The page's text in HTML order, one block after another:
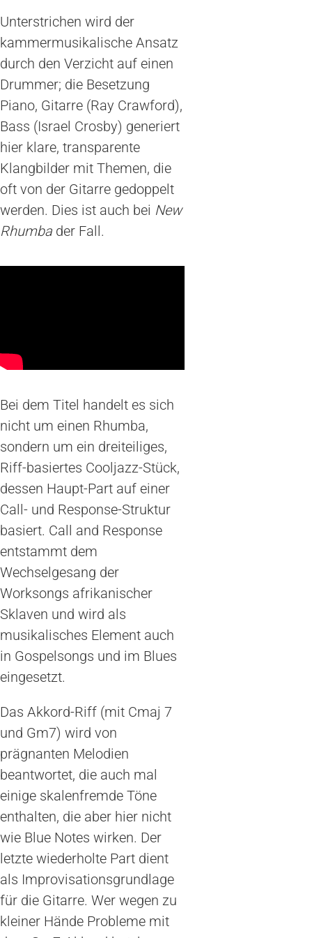
Unterstrichen wird der
kammermusikalische Ansatz
durch den Verzicht auf einen
Drummer; die Besetzung
Piano, Gitarre (Ray Crawford),
Bass (Israel Crosby) generiert
hier klare, transparente
Klangbilder mit Themen, die
oft von der Gitarre gedoppelt
werden. Dies ist auch bei New
Rhumba der Fall.
Bei dem Titel handelt es sich
nicht um einen Rhumba,
sondern um ein dreiteiliges,
Riff-basiertes Cooljazz-Stück,
dessen Haupt-Part auf einer
Call- und Response-Struktur
basiert. Call and Response
entstammt dem
Wechselgesang der
Worksongs afrikanischer
Sklaven und wird als
musikalisches Element auch
in Gospelsongs und im Blues
eingesetzt.
Das Akkord-Riff (mit Cmaj 7
und Gm7) wird von
prägnanten Melodien
beantwortet, die auch mal
einige skalenfremde Töne
enthalten, die aber hier nicht
wie Blue Notes wirken. Der
letzte wiederholte Part dient
als Improvisationsgrundlage
für die Gitarre. Wer wegen zu
kleiner Hände Probleme mit